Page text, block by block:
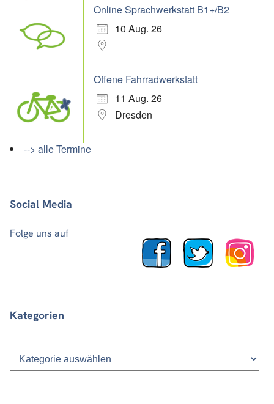
Online Sprachwerkstatt B1+/B2
10 Aug. 26
Offene Fahrradwerkstatt
11 Aug. 26
Dresden
--> alle Termine
Social Media
Folge uns auf
Kategorien
Kategorien